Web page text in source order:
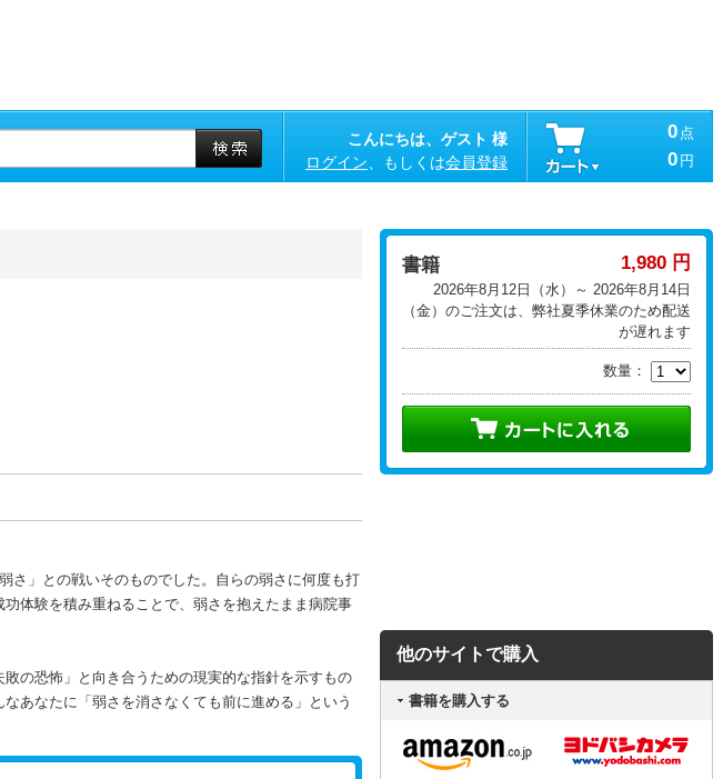
こんにちは、ゲスト 様
ログイン 、もしくは会員登録
0 点
0 円
さ」との戦いそのものでした。自らの弱さに何度も打
体験を積み重ねることで、弱さを抱えたまま病院事
の恐怖」と向き合うための現実的な指針を示すもの
あなたに「弱さを消さなくても前に進める」という
書籍 1,980 円
2026年8月12日（水）～ 2026年8月14日
（金）のご注文は、弊社夏季休業のため配送
が遅れます
数量：
他のサイトで購入
書籍を購入する